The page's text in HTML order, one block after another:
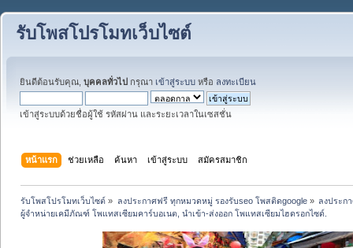
รับโพสโปรโมทเว็บไซต์
ยินดีต้อนรับคุณ, บุคคลทั่วไป กรุณา เข้าสู่ระบบ หรือ ลงทะเบียน
เข้าสู่ระบบด้วยชื่อผู้ใช้ รหัสผ่าน และระยะเวลาในเซสชั่น
หน้าแรก ช่วยเหลือ ค้นหา เข้าสู่ระบบ สมัครสมาชิก
รับโพสโปรโมทเว็บไซต์ » ลงประกาศฟรี ทุกหมวดหมู่ รองรับseo โพสติดgoogle» ลงประก
ผู้จำหน่ายเคมีภัณฑ์ โพแทสเซียมคาร์บอเนต, นำเข้า-ส่งออก โพแทสเซียมไฮดรอกไซด์.